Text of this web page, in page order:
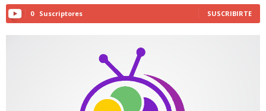
0 Suscriptores SUSCRIBIRTE